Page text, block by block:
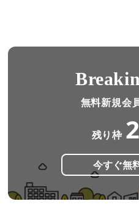
無料新規会
残り枠
今すぐ無